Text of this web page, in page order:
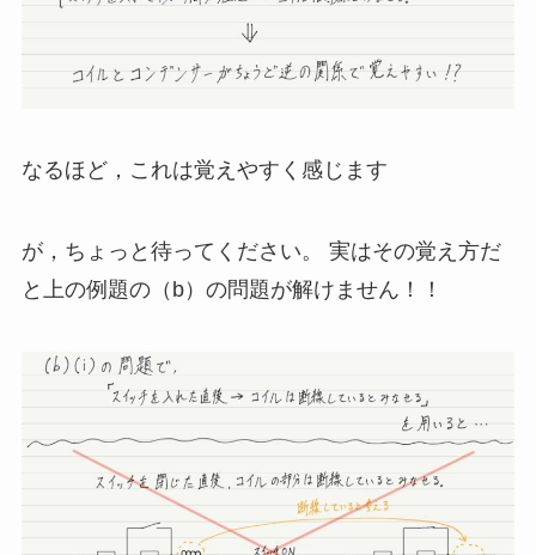
なるほど，これは覚えやすく感じます
が，ちょっと待ってください。 実はその覚え方だ
と上の例題の（b）の問題が解けません！！